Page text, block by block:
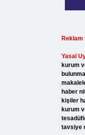
Reklam
Yasal
kurum
haber
kişiler
kurum
tavsiye